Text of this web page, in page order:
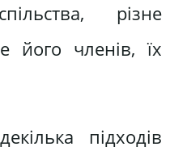
різне
його членів, їх
підходів